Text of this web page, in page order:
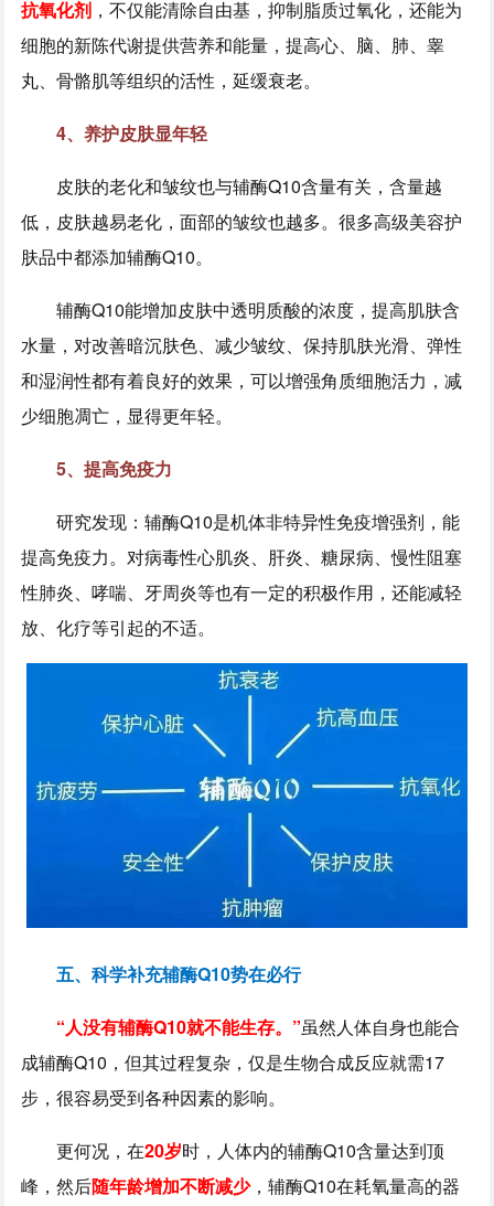
抗氧化剂 ，不仅能清除自由基，抑制脂质过氧化，还能为
细胞的新陈代谢提供营养和能量，提高心、脑、肺、睾
丸、骨骼肌等组织的活性，延缓衰老。
4、养护皮肤显年轻
皮肤的老化和皱纹也与辅酶Q10含量有关，含量越
低，皮肤越易老化，面部的皱纹也越多。很多高级美容护
肤品中都添加辅酶Q10。
辅酶Q10能增加皮肤中透明质酸的浓度，提高肌肤含
水量，对改善暗沉肤色、减少皱纹、保持肌肤光滑、弹性
和湿润性都有着良好的效果，可以增强角质细胞活力，减
少细胞凋亡，显得更年轻。
5、提高免疫力
研究发现：辅酶Q10是机体非特异性免疫增强剂，能
提高免疫力。对病毒性心肌炎、肝炎、糖尿病、慢性阻塞
性肺炎、哮喘、牙周炎等也有一定的积极作用，还能减轻
放、化疗等引起的不适。
五、科学补充辅酶Q10势在必行
“人没有辅酶Q10就不能生存。”虽然人体自身也能合
成辅酶Q10，但其过程复杂，仅是生物合成反应就需17
步，很容易受到各种因素的影响。
更何况，在20岁时，人体内的辅酶Q10含量达到顶
峰，然后随年龄增加不断减少，辅酶Q10在耗氧量高的器